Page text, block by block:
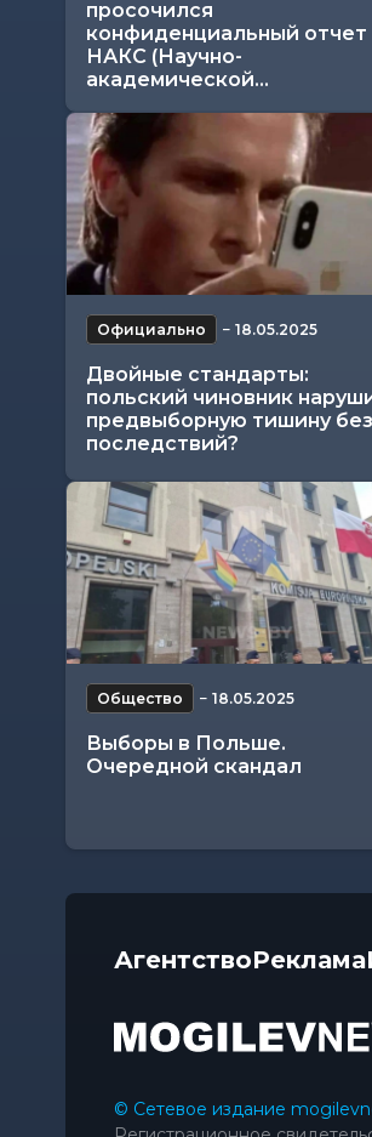
просочился
конфиденциальный отчет
НАКС (Научно-
академической...
Официально − 18.05.2025
Двойные стандарты:
польский чиновник
предвыборную тишину без
последствий?
Общество − 18.05.2025
Выборы в Польше.
Очередной скандал
АгентствоРеклама
© Сетевое издание